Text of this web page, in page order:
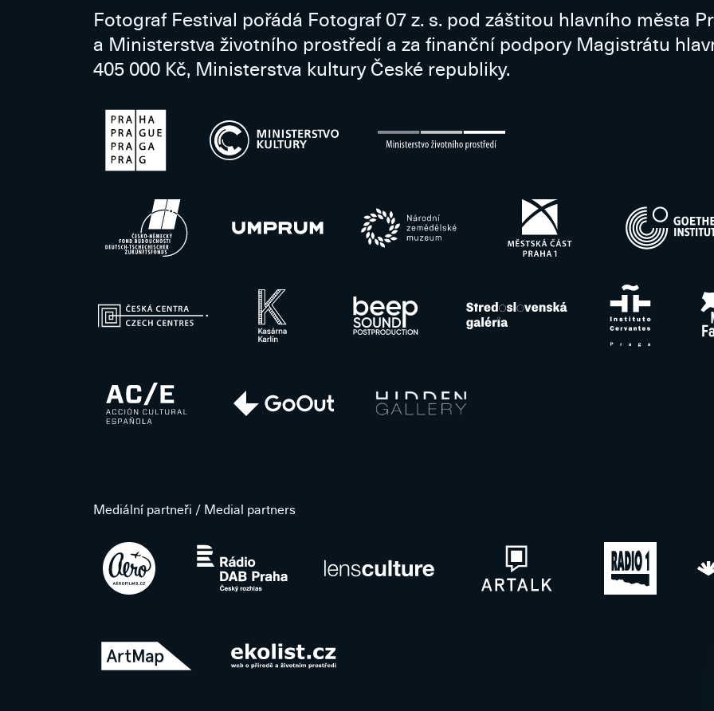
Fotograf Festival pořádá Fotograf 07 z. s. pod záštitou hlavního města
a Ministerstva životního prostředí a za finanční podpory Magistrátu
405 000 Kč, Ministerstva kultury České republiky.
Mediální partneři / Medial partners